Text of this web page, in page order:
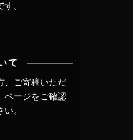
。
て
、ご寄稿いただ
ページをご確認
い。